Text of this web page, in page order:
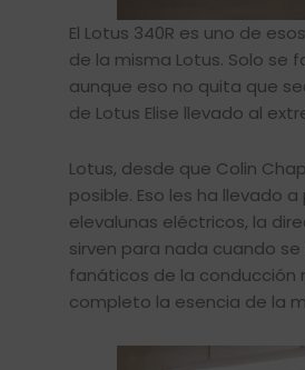
El Lotus 340R es uno de
de la misma Lotus. Solo se
aunque eso no quita que
de Lotus Elise llevado al
Lotus, desde que Colin
posible. Eso les ha llevado
elevalunas eléctricos, la
sirven para nada cuando
fanáticos de la conducción
completo la esencia de la